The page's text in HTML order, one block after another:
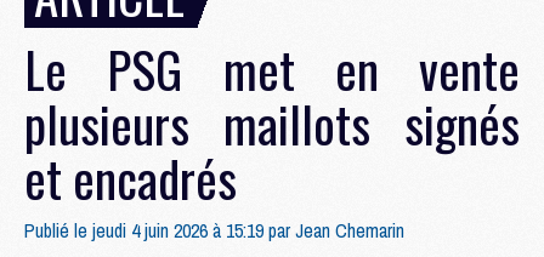
Le PSG met en vente
plusieurs maillots signés
et encadrés
Publié le jeudi 4 juin 2026 à 15:19 parJean Chemarin